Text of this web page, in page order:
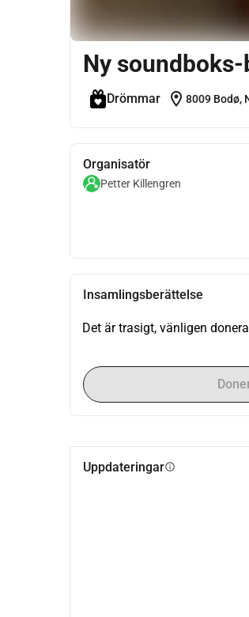
Ny
Drömmar location_on 8009 Bodø,
Organisatör
Petter Killengren
Insamlingsberättelse
Det är trasigt, vänligen donera
Uppdateringarinfo